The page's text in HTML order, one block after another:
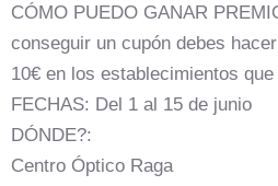
CÓMO PUEDO GANAR
conseguir un cupón debes
10€ en los establecimientos
FECHAS: Del 1 al 15 de junio
DÓNDE?:
Centro Óptico Raga